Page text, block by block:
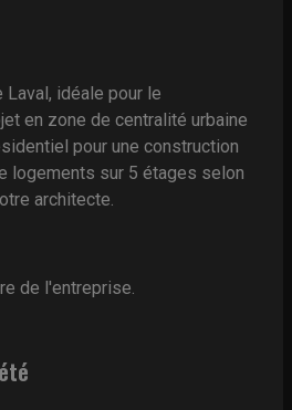
Laval, idéale pour le
en zone de centralité urbaine
pour une construction
logements sur 5 étages selon
architecte.
de l'entreprise.